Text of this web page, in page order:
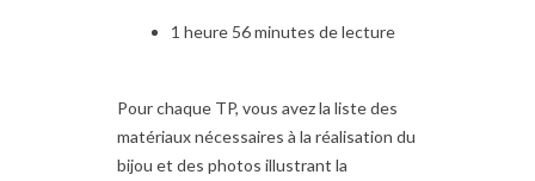
1 heure 56 minutes de lecture
Pour chaque TP, vous avez la liste des
matériaux nécessaires à la réalisation du
bijou et des photos illustrant la